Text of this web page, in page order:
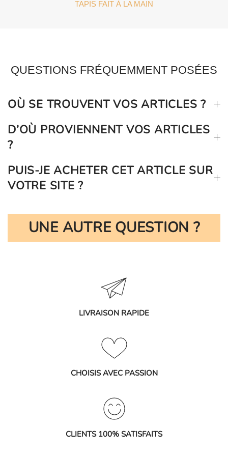
TAPIS FAIT À LA MAIN
QUESTIONS FRÉQUEMMENT POSÉES
OÙ SE TROUVENT VOS ARTICLES ?
D’OÙ PROVIENNENT VOS ARTICLES
?
PUIS-JE ACHETER CET ARTICLE SUR
VOTRE SITE ?
UNE AUTRE QUESTION ?
LIVRAISON RAPIDE
CHOISIS AVEC PASSION
CLIENTS 100% SATISFAITS